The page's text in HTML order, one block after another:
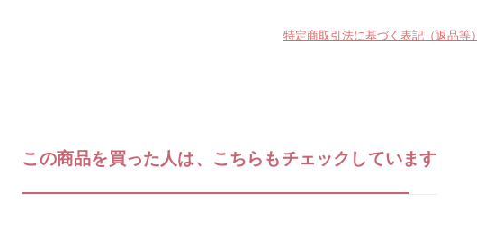
特定商取引法に基づく表記（返品等）
この商品を買った人は、こちらもチェックしています